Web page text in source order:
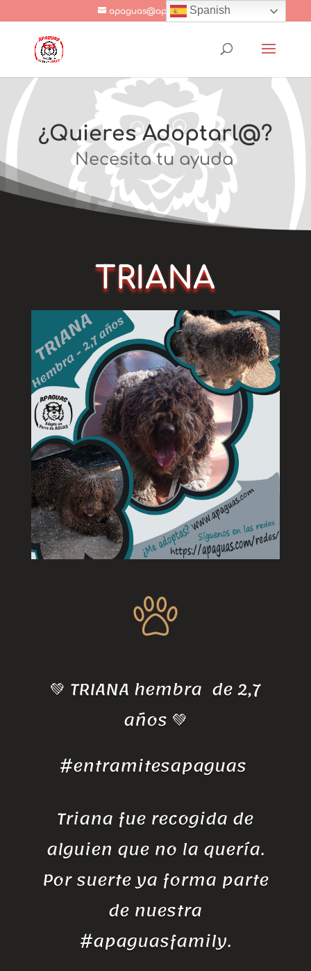
apaguas@apaguas.com
¿Quieres Adoptarl@?
Necesita tu ayuda
TRIANA
💚 TRIANA hembra de 2,7
años 💚
#entramitesapaguas
Triana fue recogida de
alguien que no la quería.
Por suerte ya forma parte
de nuestra
#apaguasfamily.
Spanish